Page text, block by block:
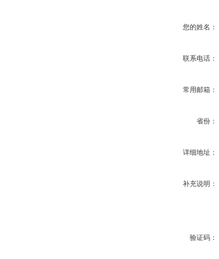
您的姓名：
联系电话：
常用邮箱：
省份：
详细地址：
补充说明：
验证码：